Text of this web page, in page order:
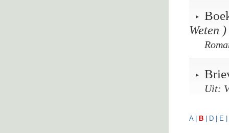
Weten )
Uit:
A| B D E